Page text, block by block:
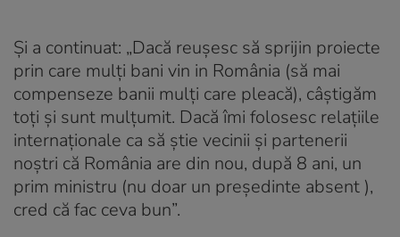
Și a continuat: „Dacă reușesc să sprijin proiecte
prin care mulți bani vin in România (să mai
compenseze banii mulți care pleacă), câștigăm
toți și sunt mulțumit. Dacă îmi folosesc relațiile
internaționale ca să știe vecinii și partenerii
noștri că România are din nou, după 8 ani, un
prim ministru (nu doar un președinte absent ),
cred că fac ceva bun”.